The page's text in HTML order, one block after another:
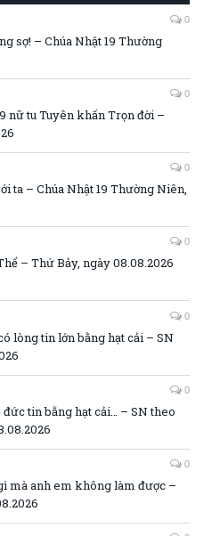
0
sợ! – Chúa Nhật 19 Thường
0
nữ tu Tuyên khấn Trọn đời –
0
ta – Chúa Nhật 19 Thường Niên,
0
– Thứ Bảy, ngày 08.08.2026
0
lòng tin lớn bằng hạt cải – SN
0
tin bằng hạt cải… – SN theo
0
mà anh em không làm được –